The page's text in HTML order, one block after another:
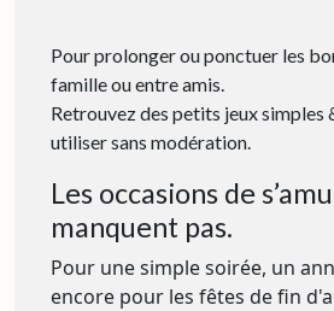
Pour prolonger ou ponctuer les
famille ou entre amis.
Retrouvez des petits jeux simples
utiliser sans modération.
Les occasions de
manquent pas.
Pour une simple soirée, un
encore pour les fêtes de fin